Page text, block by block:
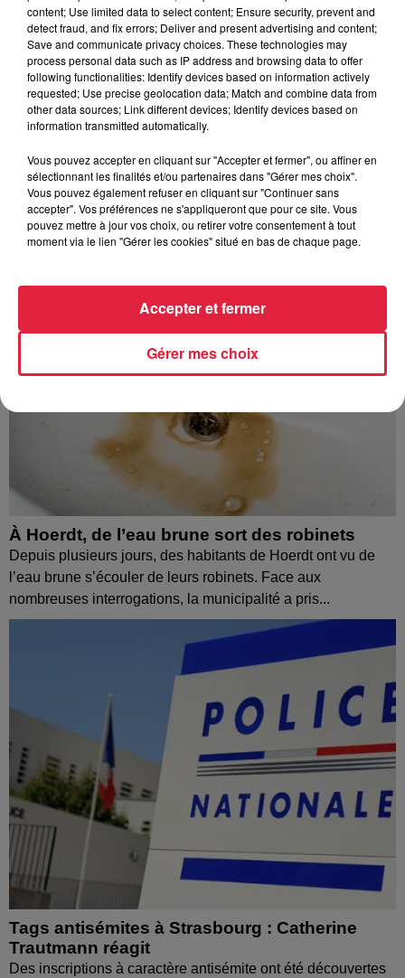
6 août 2026
Au zoo de Mulhouse : rencontre
avec les flamants rouges
À découvrir également
À Hoerdt, de l’eau brune sort des robinets
Depuis plusieurs jours, des habitants de Hoerdt ont vu de
l’eau brune s’écouler de leurs robinets. Face aux
nombreuses interrogations, la municipalité a pris...
Tags antisémites à Strasbourg : Catherine
Trautmann réagit
Des inscriptions à caractère antisémite ont été découvertes
content; Use limited data to select content; Ensure security, prevent and
detect fraud, and fix errors; Deliver and present advertising and content;
Save and communicate privacy choices. These technologies may
process personal data such as IP address and browsing data to offer
following functionalities: Identify devices based on information actively
requested; Use precise geolocation data; Match and combine data from
other data sources; Link different devices; Identify devices based on
information transmitted automatically.
Vous pouvez accepter en cliquant sur "Accepter et fermer", ou affiner en
sélectionnant les finalités et/ou partenaires dans "Gérer mes choix".
Vous pouvez également refuser en cliquant sur "Continuer sans
accepter". Vos préférences ne s'appliqueront que pour ce site. Vous
pouvez mettre à jour vos choix, ou retirer votre consentement à tout
moment via le lien "Gérer les cookies" situé en bas de chaque page.
Gérer mes choix
Accepter et fermer